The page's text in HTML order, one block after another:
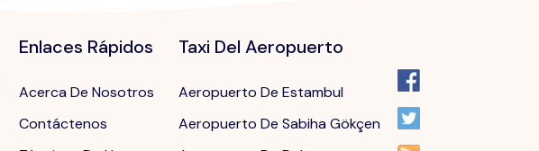
Enlaces Rápidos
Acerca De Nosotros
Contáctenos
Taxi Del Aeropuerto
Aeropuerto De Estambul
Aeropuerto De Sabiha Gökçen